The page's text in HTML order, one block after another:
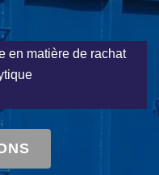
en matière de rachat